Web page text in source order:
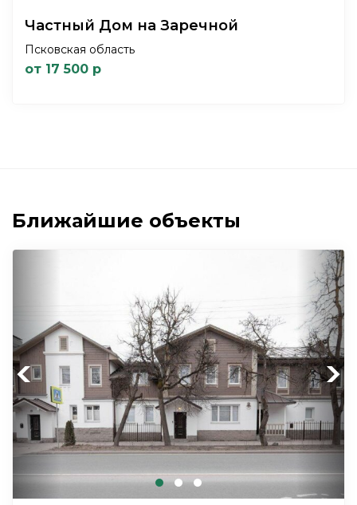
Частный Дом на Заречной
Псковская область
от 17 500 р
Ближайшие объекты
Previous Next